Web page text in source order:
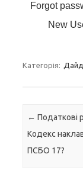
Forgot
New
Категорія:
Навігація по
← Податкові
Кодекс
ПСБО 17?